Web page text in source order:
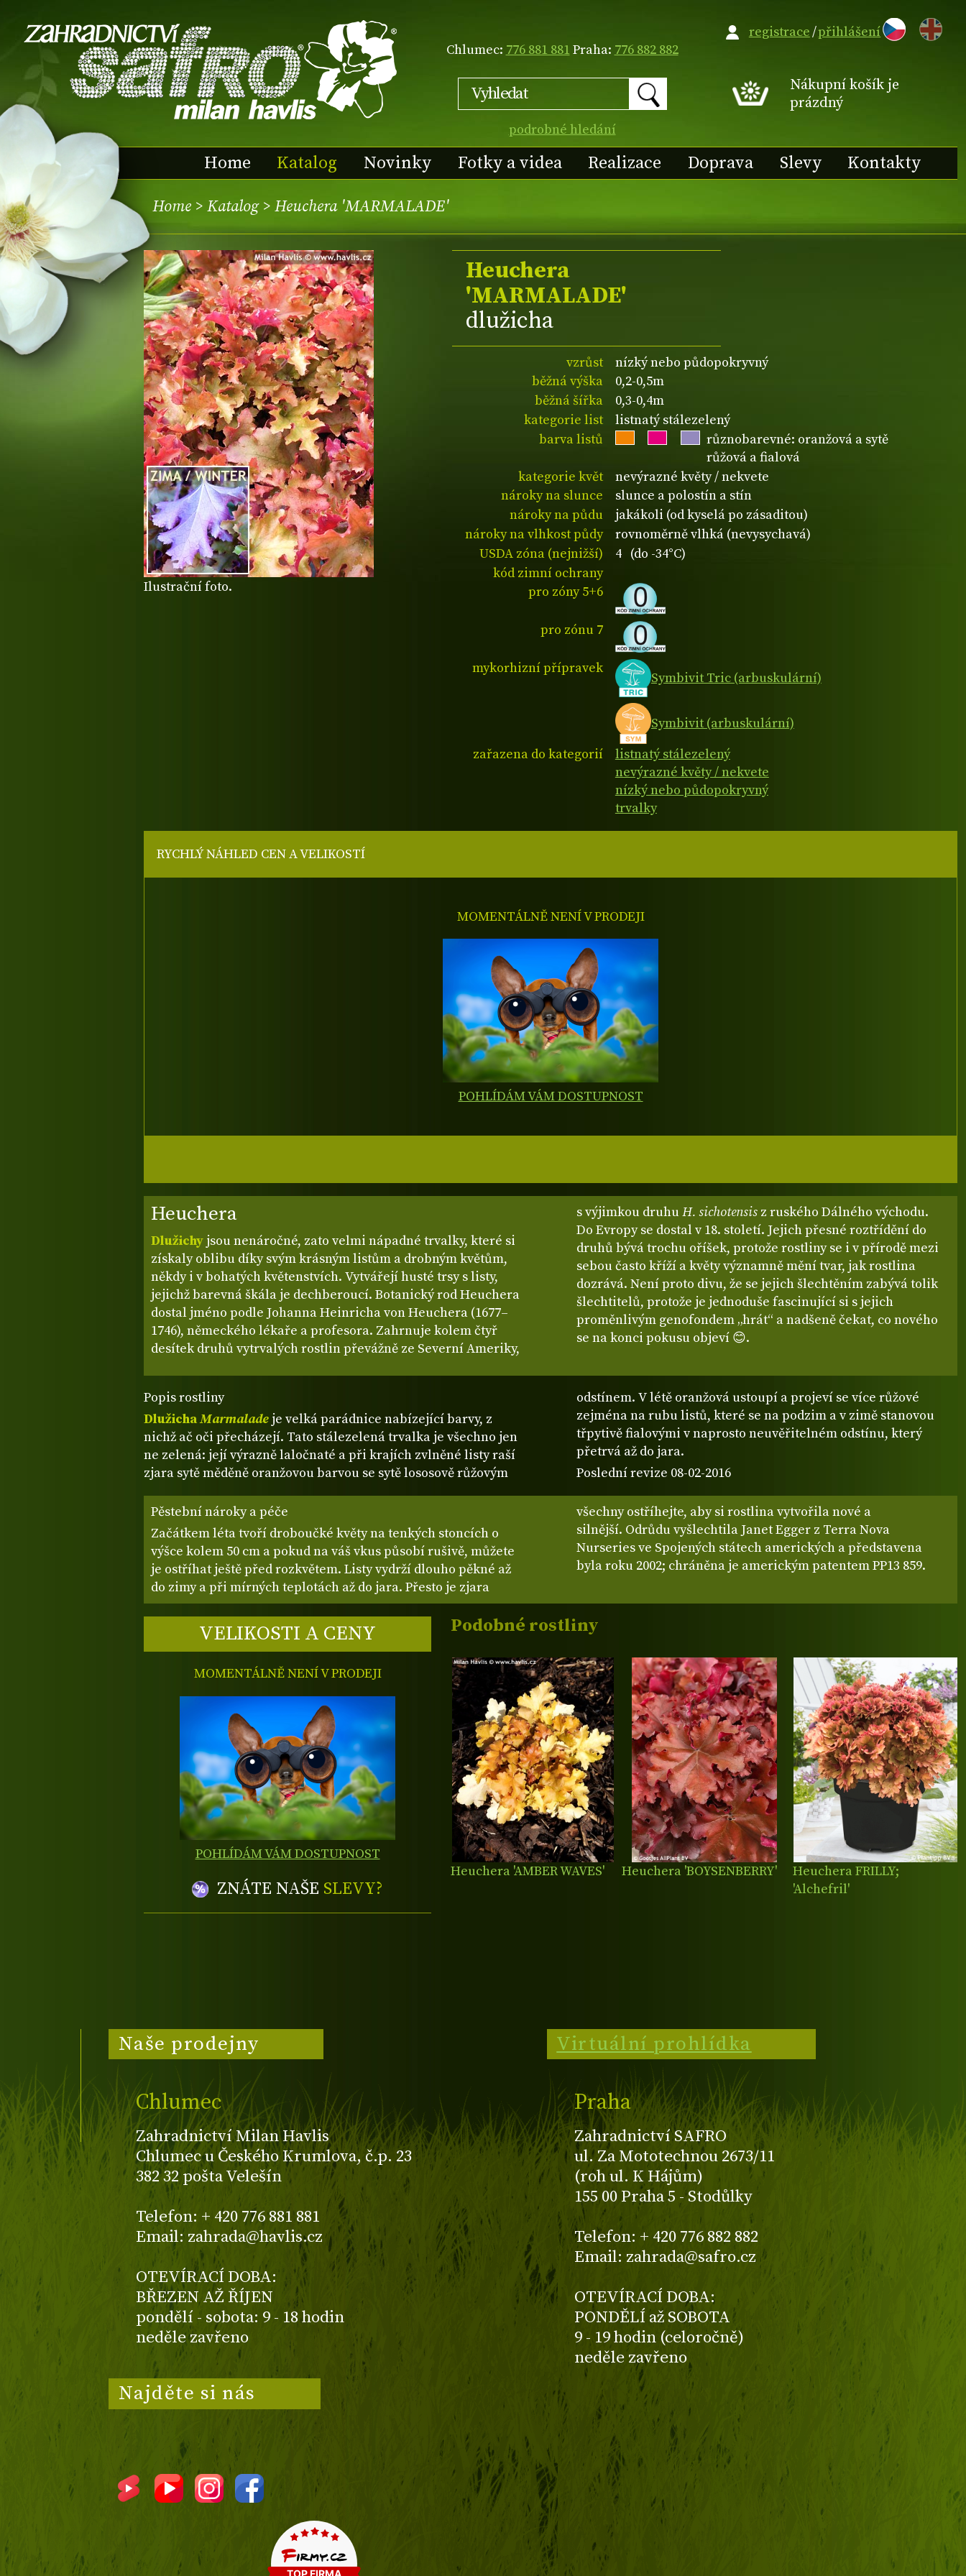
Chlumec: 776 881 881Praha: 776 882 882
podrobné hledání
EN
Nákupní košík je
prázdný
Home Katalog Novinky Fotky a videa Realizace Doprava Slevy Kontakty
registrace/přihlášení
Home > Katalog> Heuchera 'MARMALADE'
Ilustrační foto.
Heuchera
'MARMALADE'
dlužicha
vzrůst
nízký nebo půdopokryvný
běžná výška
0,2-0,5m
běžná šířka
0,3-0,4m
kategorie list
listnatý stálezelený
barva listů
různobarevné: oranžová a sytě
růžová a fialová
kategorie květ
nevýrazné květy / nekvete
nároky na slunce
slunce a polostín a stín
nároky na půdu
jakákoli (od kyselá po zásaditou)
nároky na vlhkost půdy
rovnoměrně vlhká (nevysychavá)
USDA zóna (nejnižší)
4 (do -34°C)
kód zimní ochrany
pro zóny 5+6
pro zónu 7
mykorhizní přípravek
Symbivit Tric (arbuskulární)
Symbivit (arbuskulární)
zařazena do kategorií
listnatý stálezelený
nevýrazné květy / nekvete
nízký nebo půdopokryvný
trvalky
Heuchera
Dlužichy jsou nenáročné, zato velmi nápadné trvalky, které si
získaly oblibu díky svým krásným listům a drobným květům,
někdy i v bohatých květenstvích. Vytvářejí husté trsy s listy,
jejichž barevná škála je dechberoucí. Botanický rod Heuchera
dostal jméno podle Johanna Heinricha von Heuchera (1677–
1746), německého lékaře a profesora. Zahrnuje kolem čtyř
desítek druhů vytrvalých rostlin převážně ze Severní Ameriky,
s výjimkou druhuH. sichotensis z ruského Dálného východu.
Do Evropy se dostal v 18. století. Jejich přesné roztřídění do
druhů bývá trochu oříšek, protože rostliny se i v přírodě mezi
sebou často kříží a květy významně mění tvar, jak rostlina
dozrává. Není proto divu, že se jejich šlechtěním zabývá tolik
šlechtitelů, protože je jednoduše fascinující si s jejich
proměnlivým genofondem „hrát“ a nadšeně čekat, co nového
se na konci pokusu objeví 😊.
Popis rostliny
DlužichaMarmalade je velká parádnice nabízející barvy, z
nichž ač oči přecházejí. Tato stálezelená trvalka je všechno jen
ne zelená: její výrazně laločnaté a při krajích zvlněné listy raší
zjara sytě měděně oranžovou barvou se sytě lososově růžovým
odstínem. V létě oranžová ustoupí a projeví se více růžové
zejména na rubu listů, které se na podzim a v zimě stanovou
třpytivě fialovými v naprosto neuvěřitelném odstínu, který
přetrvá až do jara.
Poslední revize 08-02-2016
Pěstební nároky a péče
Začátkem léta tvoří droboučké květy na tenkých stoncích o
výšce kolem 50 cm a pokud na váš vkus působí rušivě, můžete
je ostříhat ještě před rozkvětem. Listy vydrží dlouho pěkné až
do zimy a při mírných teplotách až do jara. Přesto je zjara
všechny ostříhejte, aby si rostlina vytvořila nové a
silnější. Odrůdu vyšlechtila Janet Egger z Terra Nova
Nurseries ve Spojených státech amerických a představena
byla roku 2002; chráněna je americkým patentem PP13 859.
VELIKOSTI A CENY
MOMENTÁLNĚ NENÍ V PRODEJI
POHLÍDÁM VÁM DOSTUPNOST
ZNÁTE NAŠE SLEVY?
RYCHLÝ NÁHLED CEN A VELIKOSTÍ
MOMENTÁLNĚ NENÍ V PRODEJI
POHLÍDÁM VÁM DOSTUPNOST
Podobné rostliny
Heuchera 'AMBER WAVES' Heuchera 'BOYSENBERRY'
Heuchera FRILLY;
'Alchefril'
Naše prodejny
Chlumec
Zahradnictví Milan Havlis
Chlumec u Českého Krumlova, č.p. 23
382 32 pošta Velešín
Telefon: + 420 776 881 881
Email: zahrada@havlis.cz
OTEVÍRACÍ DOBA:
BŘEZEN AŽ ŘÍJEN
pondělí - sobota: 9 - 18 hodin
neděle zavřeno
Virtuální prohlídka
Praha
Zahradnictví SAFRO
ul. Za Mototechnou 2673/11
(roh ul. K Hájům)
155 00 Praha 5 - Stodůlky
Telefon: + 420 776 882 882
Email: zahrada@safro.cz
OTEVÍRACÍ DOBA:
PONDĚLÍ až SOBOTA
9 - 19 hodin (celoročně)
neděle zavřeno
Najděte si nás